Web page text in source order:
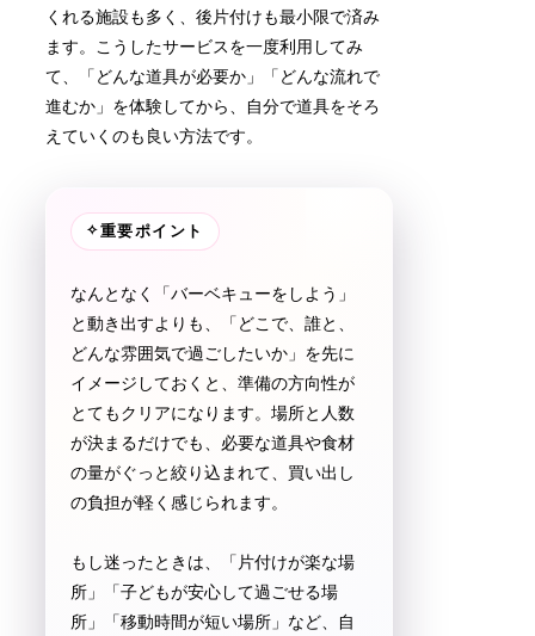
くれる施設も多く、後片付けも最小限で済み
ます。こうしたサービスを一度利用してみ
て、「どんな道具が必要か」「どんな流れで
進むか」を体験してから、自分で道具をそろ
えていくのも良い方法です。
✧重要ポイント
なんとなく「バーベキューをしよう」
と動き出すよりも、「どこで、誰と、
どんな雰囲気で過ごしたいか」を先に
イメージしておくと、準備の方向性が
とてもクリアになります。場所と人数
が決まるだけでも、必要な道具や食材
の量がぐっと絞り込まれて、買い出し
の負担が軽く感じられます。
もし迷ったときは、「片付けが楽な場
所」「子どもが安心して過ごせる場
所」「移動時間が短い場所」など、自